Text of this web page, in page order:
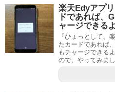
楽天Edyアプ
ドであれば、
ャージできる
『ひょっとして、
たカードであれば
もチャージできる
ので、やってみま